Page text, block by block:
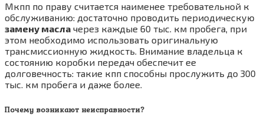
Мкпп по праву считается наименее требовательной к
обслуживанию: достаточно проводить периодическую
замену масла через каждые 60 тыс. км пробега, при
этом необходимо использовать оригинальную
трансмиссионную жидкость. Внимание владельца к
состоянию коробки передач обеспечит ее
долговечность: такие кпп способны прослужить до 300
тыс. км пробега и даже более.
Почему возникают неисправности?